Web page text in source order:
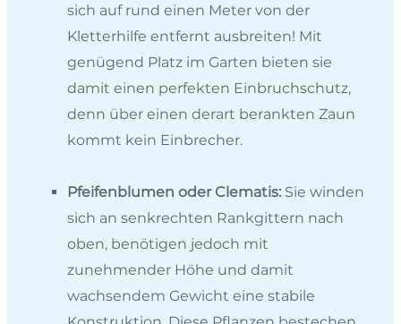
sich auf rund einen Meter von der
Kletterhilfe entfernt ausbreiten! Mit
genügend Platz im Garten bieten sie
damit einen perfekten Einbruchschutz,
denn über einen derart berankten Zaun
kommt kein Einbrecher.
Pfeifenblumen oder Clematis: Sie winden
sich an senkrechten Rankgittern nach
oben, benötigen jedoch mit
zunehmender Höhe und damit
wachsendem Gewicht eine stabile